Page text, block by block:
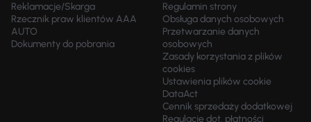
Reklamacje/Skarga
Rzecznik praw klientów AAA
AUTO
Dokumenty do pobrania
Regulamin strony
Obsługa danych osobowych
Przetwarzanie danych
osobowych
Zasady korzystania z plików
cookies
Ustawienia plików cookie
DataAct
Cennik sprzedaży dodatkowej
Regulacje dot. płatności